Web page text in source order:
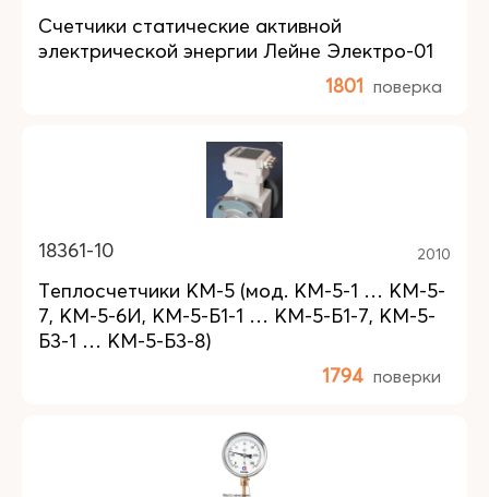
Счетчики статические активной
электрической энергии Лейне Электро-01
1801 поверка
18361-10 2010
Теплосчетчики КМ-5 (мод. КМ-5-1 … КМ-5-
7, КМ-5-6И, КМ-5-Б1-1 … КМ-5-Б1-7, КМ-5-
Б3-1 … КМ-5-Б3-8)
1794 поверки